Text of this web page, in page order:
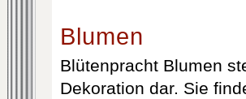
Blumen
Blütenpracht Blumen
Dekoration dar. Sie